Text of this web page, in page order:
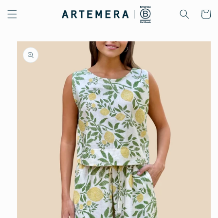
directamente
al contenido
Carrito
directamente
información